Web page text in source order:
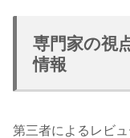
専門家の視
情報
第三者によるレビ